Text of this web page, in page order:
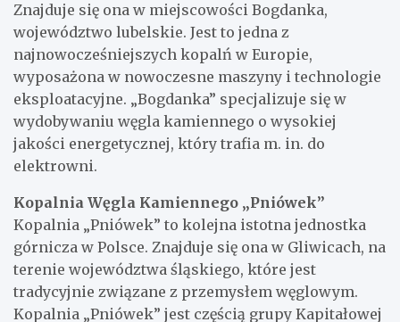
Znajduje się ona w miejscowości Bogdanka,
województwo lubelskie. Jest to jedna z
najnowocześniejszych kopalń w Europie,
wyposażona w nowoczesne maszyny i technologie
eksploatacyjne. „Bogdanka” specjalizuje się w
wydobywaniu węgla kamiennego o wysokiej
jakości energetycznej, który trafia m. in. do
elektrowni.
Kopalnia Węgla Kamiennego „Pniówek”
Kopalnia „Pniówek” to kolejna istotna jednostka
górnicza w Polsce. Znajduje się ona w Gliwicach, na
terenie województwa śląskiego, które jest
tradycyjnie związane z przemysłem węglowym.
Kopalnia „Pniówek” jest częścią grupy Kapitałowej